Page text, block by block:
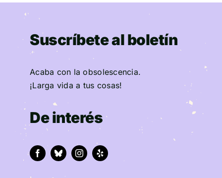
Suscríbete al boletín
Acaba con la obsolescencia.
¡Larga vida a tus cosas!
De interés